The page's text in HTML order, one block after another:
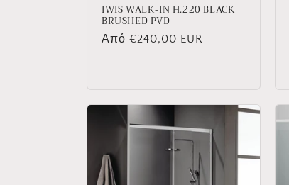
IWIS WALK-IN H.220 BLACK
BRUSHED PVD
Κανονική
Από €240,00 EUR